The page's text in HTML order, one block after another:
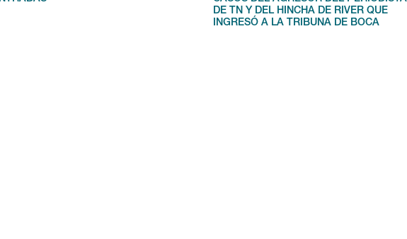
DE TN Y DEL HINCHA DE RIVER QUE
INGRESÓ A LA TRIBUNA DE BOCA